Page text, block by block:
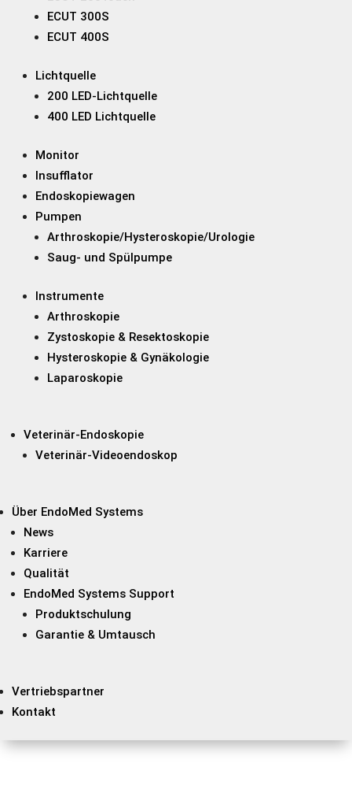
ECUT 300S
ECUT 400S
Lichtquelle
200 LED-Lichtquelle
400 LED Lichtquelle
Monitor
Insufflator
Endoskopiewagen
Pumpen
Arthroskopie/Hysteroskopie/Urologie
Saug- und Spülpumpe
Instrumente
Arthroskopie
Zystoskopie & Resektoskopie
Hysteroskopie & Gynäkologie
Laparoskopie
Veterinär-Endoskopie
Veterinär-Videoendoskop
Über EndoMed Systems
News
Karriere
Qualität
EndoMed Systems Support
Produktschulung
Garantie & Umtausch
Vertriebspartner
Kontakt